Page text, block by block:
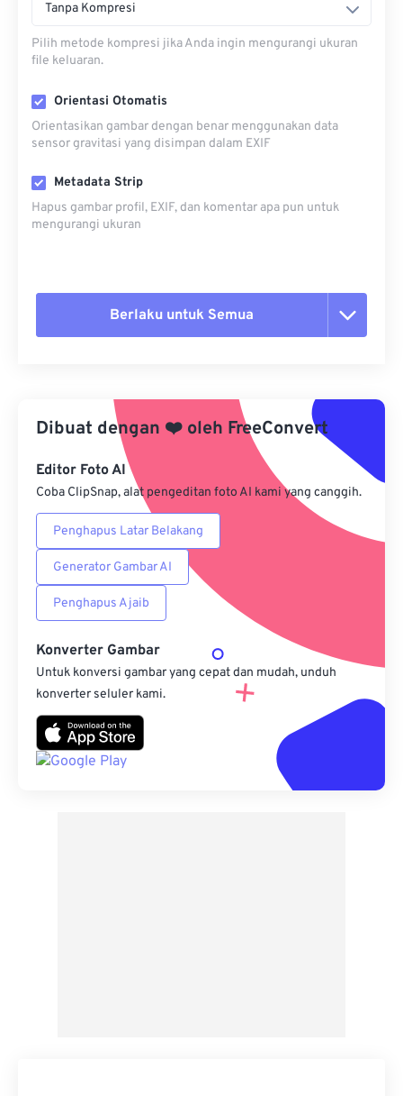
Tanpa Kompresi
Pilih metode kompresi jika Anda ingin mengurangi ukuran
file keluaran.
Orientasi Otomatis
Orientasikan gambar dengan benar menggunakan data
sensor gravitasi yang disimpan dalam EXIF
Metadata Strip
Hapus gambar profil, EXIF, dan komentar apa pun untuk
mengurangi ukuran
Berlaku untuk Semua
Terapkan dari Preset
Simpan sebagai Preset
Dibuat dengan ❤️ oleh FreeConvert
Editor Foto AI
Coba ClipSnap, alat pengeditan foto AI kami yang canggih.
Penghapus Latar Belakang
Generator Gambar AI
Penghapus Ajaib
Konverter Gambar
Untuk konversi gambar yang cepat dan mudah, unduh
konverter seluler kami.